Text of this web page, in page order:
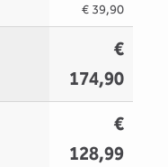
€ 39,90
€
174,90
€
128,99